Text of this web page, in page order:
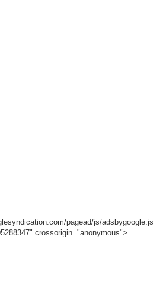
pagead/js/adsbygoogle.js
crossorigin="anonymous">